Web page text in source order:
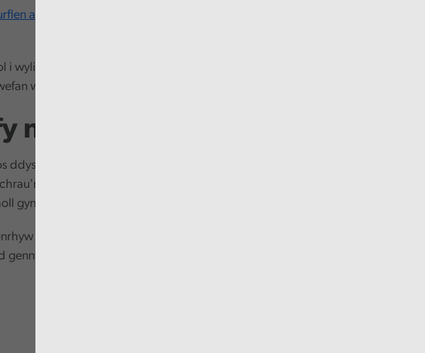
archebu ar-lein [agorir
wylio, gwrando a darllen ar
wedi hynny.
niddordeb?
ddysgu
wythnos byddwch yn
gynnwys.
adeg yn ystod yr wythnos
yn Gymraeg neu’n